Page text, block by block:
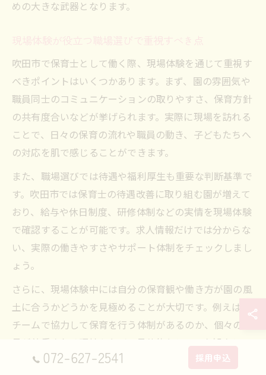
めの大きな武器となります。
現場体験が役立つ職場選びで重視すべき点
吹田市で保育士として働く際、現場体験を通じて重視す
べきポイントはいくつかあります。まず、園の雰囲気や
職員同士のコミュニケーションの取りやすさ、保育方針
の共有度合いなどが挙げられます。実際に現場を訪れる
ことで、日々の保育の流れや職員の動き、子どもたちへ
の対応を肌で感じることができます。
また、職場選びでは待遇や福利厚生も重要な判断基準で
す。吹田市では保育士の待遇改善に取り組む園が増えて
おり、給与や休日制度、研修体制などの実情を現場体験
で確認することが可能です。求人情報だけでは分からな
い、実際の働きやすさやサポート体制をチェックしまし
ょう。
さらに、現場体験中には自分の保育観や働き方が園の風
土に合うかどうかを見極めることが大切です。例えば、
チームで協力して保育を行う体制があるのか、個々の意
見が尊重される環境かなど、具体的なシーンを観察して
判断しましょう。これらのポイントを押さえることで、
072-627-2541 採用申込